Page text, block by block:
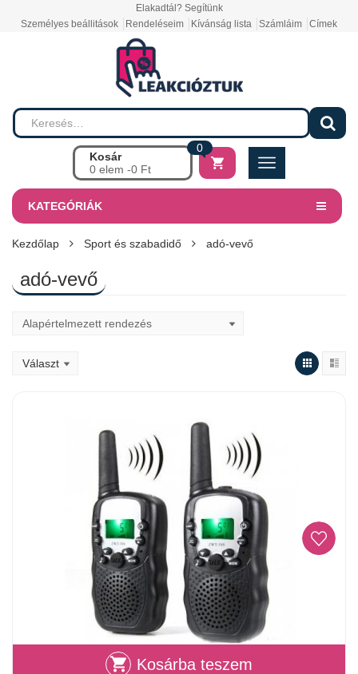
Elakadtál? Segítünk
Személyes beállitások
Rendeléseim Kívánság lista Számláim Címek
Kosár
0 elem -0 Ft
0
KATEGÓRIÁK
Kezdőlap Sport és szabadidő adó-vevő
adó-vevő
Kosárba teszem